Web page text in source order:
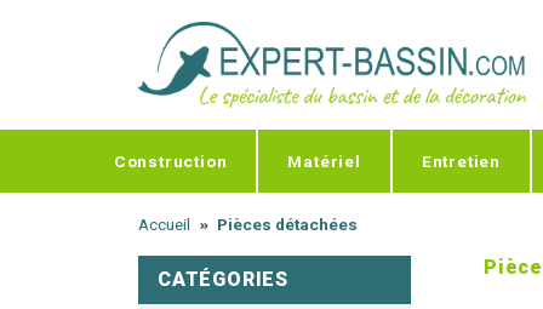
Construction Matériel Entretien
Accueil Pièces détachées
CATÉGORIES